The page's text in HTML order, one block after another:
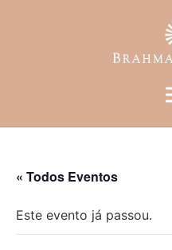
« Todos Eventos
Este evento já passou.